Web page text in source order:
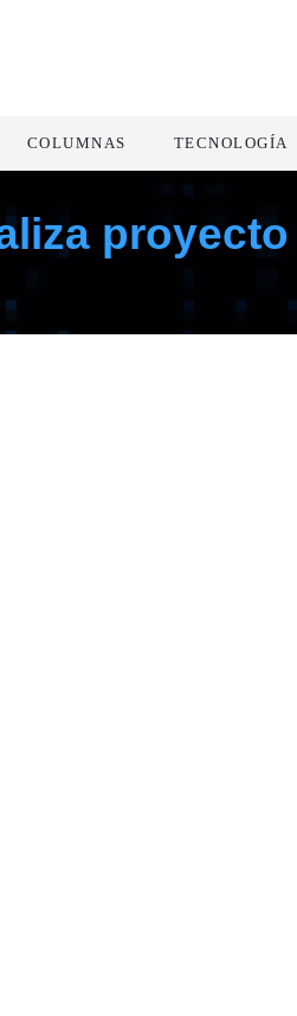
COLUMNAS TECNOLOGÍA